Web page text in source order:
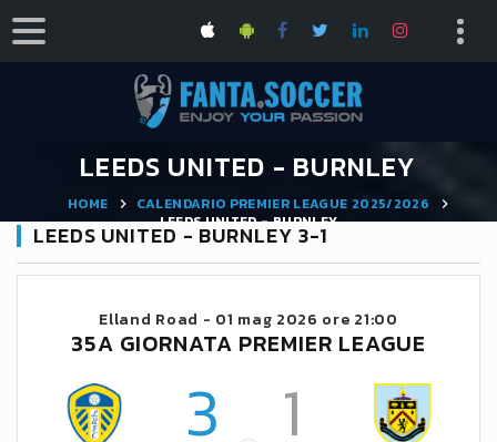
LEEDS UNITED - BURNLEY
HOME
CALENDARIO PREMIER LEAGUE 2025/2026
LEEDS UNITED - BURNLEY
LEEDS UNITED - BURNLEY 3-1
Elland Road - 01 mag 2026 ore 21:00
35A GIORNATA PREMIER LEAGUE
3 1